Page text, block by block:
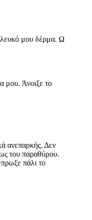
λευκό μου δέρμα. Ω
μου. Άνοιξε το
ανεπαρκής. Δεν
του παραθύρου.
πάλι το